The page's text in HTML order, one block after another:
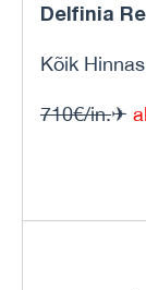
Delfinia
Kõik
710€/in.✈